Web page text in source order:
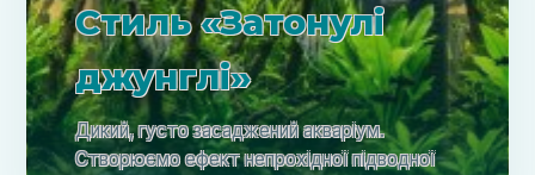
Стиль «Затонулі
джунглі»
Дикий, густо засаджений акваріум.
Створюємо ефект непрохідної підводної